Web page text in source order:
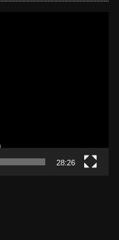
28:26